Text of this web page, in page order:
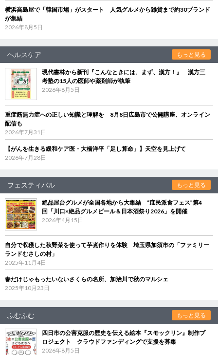
横浜高島屋で「韓国市場」がスタート 人気グルメから雑貨まで約30ブランド
が集結
2026年8月5日
ヘルスケア もっと見る
現代書林から新刊『こんなときには、まず、漢方！』 漢方三
考塾の15人の医師や薬剤師が執筆
2026年8月5日
重症筋無力症への正しい知識と理解を 8月8日広島市で公開講座、オンライン
配信も
2026年7月31日
【がんを生きる緩和ケア医・大橋洋平「足し算命」】天空を見上げて
2026年7月28日
フェスティバル もっと見る
絶品屋台グルメが全国各地から大集結 “庶民派食フェス”第4
回「川口×絶品グルメビール＆日本酒祭り2026」を開催
2026年4月15日
自分で収穫した秋野菜を使って芋煮作りを体験 埼玉県加須市の「ファミリー
ランドむさしの村」
2025年11月4日
春だけじゃもったいないさくらの名所、加治川で秋のマルシェ
2025年10月23日
ふむふむ もっと見る
四日市の公害克服の歴史を伝える絵本『スモックリン』制作プ
ロジェクト クラウドファンディングで支援を募集
2026年8月5日